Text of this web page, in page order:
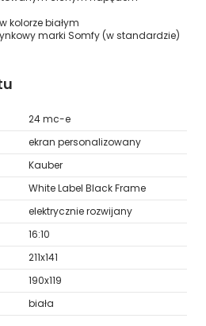
kolorze białym
marki Somfy (w standardzie)
24 mc-e
ekran personalizowany
Kauber
White Label Black Frame
elektrycznie rozwijany
16:10
211x141
190x119
biała